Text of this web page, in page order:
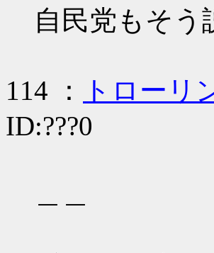
自民党もそ
114 ： トローリ
ID:???0